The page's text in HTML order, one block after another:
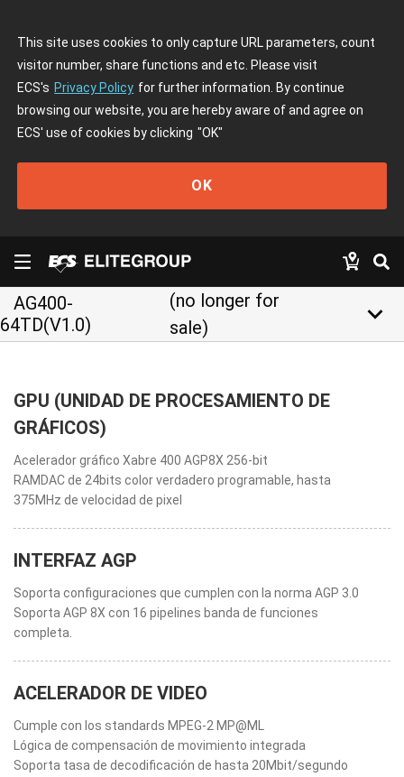
This site uses cookies to only capture URL parameters, count
visitor number, share functions and etc. Please visit
ECS's Privacy Policy for further information. By continue
browsing our website, you are hereby aware of and agree on
ECS' use of cookies by clicking "OK"
OK
AG400-
64TD(V1.0)
(no longer for
sale)
keyboard_arrow_down
GPU (UNIDAD DE PROCESAMIENTO DE
GRÁFICOS)
Acelerador gráfico Xabre 400 AGP8X 256-bit
RAMDAC de 24bits color verdadero programable, hasta
375MHz de velocidad de pixel
INTERFAZ AGP
Soporta configuraciones que cumplen con la norma AGP 3.0
Soporta AGP 8X con 16 pipelines banda de funciones
completa.
ACELERADOR DE VIDEO
Cumple con los standards MPEG-2 MP@ML
Lógica de compensación de movimiento integrada
Soporta tasa de decodificación de hasta 20Mbit/segundo